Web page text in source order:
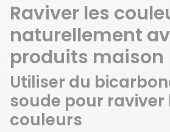
Raviver les
naturellement
produits maison
Utiliser du
soude pour raviver
couleurs